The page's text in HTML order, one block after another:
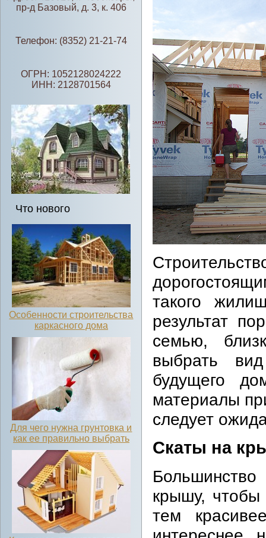
пр-д Базовый, д. 3, к. 406
Телефон: (8352) 21-21-74
ОГРН: 1052128024222
ИНН: 2128701564
Что нового
Особенности строительства
каркасного дома
Для чего нужна грунтовка и
как ее правильно выбрать
такого
результат
семью,
выбрать
будущего
материалы
следует
Скаты на
крышу,
тем